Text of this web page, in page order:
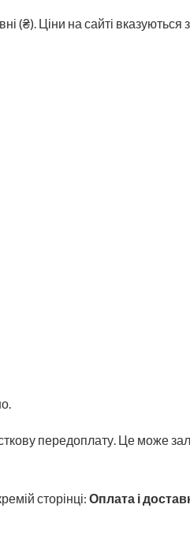
(₴). Ціни на сайті
передоплату. Це може
сторінці: Оплата і